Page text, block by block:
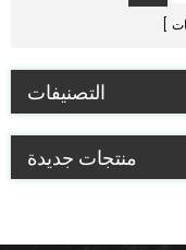
التصنيفات
منتجات جديدة